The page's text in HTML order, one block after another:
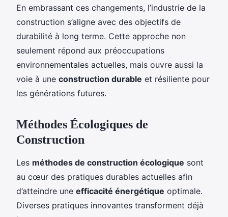
En embrassant ces changements, l’industrie de la
construction s’aligne avec des objectifs de
durabilité à long terme. Cette approche non
seulement répond aux préoccupations
environnementales actuelles, mais ouvre aussi la
voie à une construction durable et résiliente pour
les générations futures.
Méthodes Écologiques de
Construction
Les méthodes de construction écologique sont
au cœur des pratiques durables actuelles afin
d’atteindre une efficacité énergétique optimale.
Diverses pratiques innovantes transforment déjà